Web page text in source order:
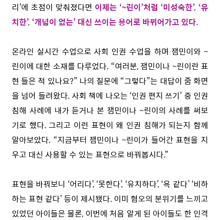
리’에 초점이 맞춰졌다면 이제는 ‘~린이’처럼 ‘미성숙한’, ‘유
치한’, ‘개념이 없는’ 대신 쓰이는 용어로 바뀌어가고 있다.
온라인 실시간 수업으로 사회 인권 수업을 하며 잼민이와 ~
린이에 대한 소재를 다루었다. “여러분, 잼민이나 ~린이란 표
현 들은 적 있나요?” 나의 질문에 “그렇다”는 대답이 줌 화면
을 넘어 들려왔다. 사회 책에 나오는 ‘인권 편지 쓰기’ 중 인권
침해 사례에 내가 듣거나 본 잼민이나 ~린이의 사례를 써보
기로 했다. 그리고 이런 표현이 왜 인권 침해가 되는지 함께
알아보았다. “지금부터 잼민이나 ~린이가 들어간 표현을 지
우고 대신 사용할 수 있는 표현으로 바꿔봅시다.”
표현을 바꿔보니 ‘어리다’, ‘못한다’, ‘유치하다’, ‘욕 같다’ ‘비하
하는 표현 같다’ 등이 제시됐다. 이미 혐오의 분위기를 느끼고
있었던 아이들은 물론, 이번에 처음 알게 된 아이들도 한 인격